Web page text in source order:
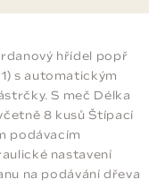
hřídel popř
s automatickým
S meč Délka
8 kusů Štípací
podávacím
nastavení
na podávání dřeva